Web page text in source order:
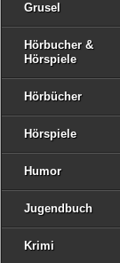
Grusel
Hörbucher &
Hörspiele
Hörbücher
Hörspiele
Humor
Jugendbuch
Krimi